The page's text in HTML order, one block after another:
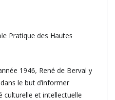
Pratique des Hautes
1946, René de Berval y
le but d’informer
culturelle et intellectuelle